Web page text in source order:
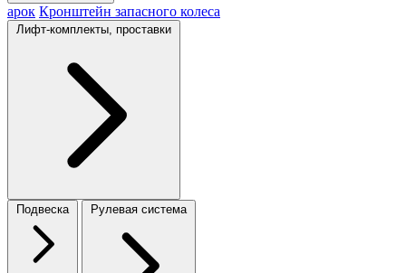
арок Кронштейн запасного колеса
Лифт-комплекты, проставки
Подвеска Рулевая система